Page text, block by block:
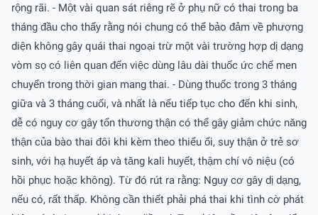
rộng rãi. - Một vài quan sát riêng rẽ ở phụ nữ có thai trong ba
tháng đầu cho thấy rằng nói chung có thể bảo đảm về phương
diện không gây quái thai ngoại trừ một vài trường hợp dị dạng
vòm sọ có liên quan đến việc dùng lâu dài thuốc ức chế men
chuyển trong thời gian mang thai. - Dùng thuốc trong 3 tháng
giữa và 3 tháng cuối, và nhất là nếu tiếp tục cho đến khi sinh,
dễ có nguy cơ gây tổn thương thận có thể gây giảm chức năng
thận của bào thai đôi khi kèm theo thiểu ối, suy thận ở trẻ sơ
sinh, với hạ huyết áp và tăng kali huyết, thậm chí vô niệu (có
hồi phục hoặc không). Từ đó rút ra rằng: Nguy cơ gây dị dạng,
nếu có, rất thấp. Không cần thiết phải phá thai khi tình cờ phát